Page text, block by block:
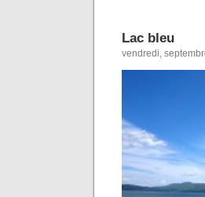
Lac bleu
vendredi,